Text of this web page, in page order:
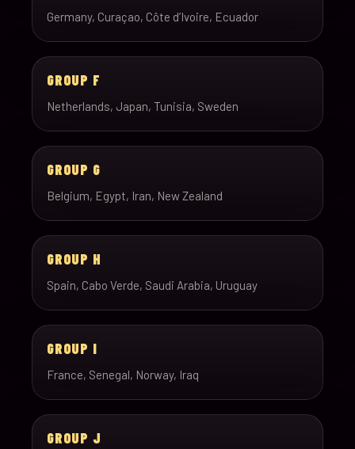
Germany, Curaçao, Côte d’Ivoire, Ecuador
GROUP F
Netherlands, Japan, Tunisia, Sweden
GROUP G
Belgium, Egypt, Iran, New Zealand
GROUP H
Spain, Cabo Verde, Saudi Arabia, Uruguay
GROUP I
France, Senegal, Norway, Iraq
GROUP J